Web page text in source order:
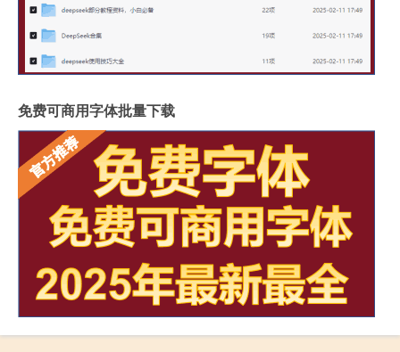
免费可商用字体批量下载